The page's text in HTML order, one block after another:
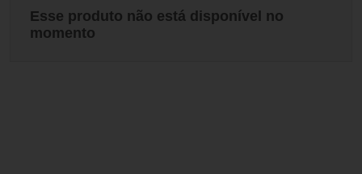
Esse produto não está disponível no
momento